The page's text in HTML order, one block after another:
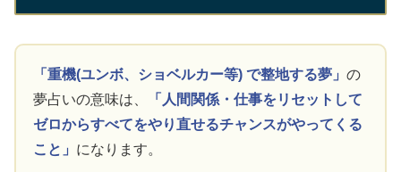
「重機(ユンボ、ショベルカー等) で整地する夢」の
夢占いの意味は、
「人間関係・仕事をリセットして
ゼロからすべてをやり直せるチャンスがやってくる
こと」 になります。